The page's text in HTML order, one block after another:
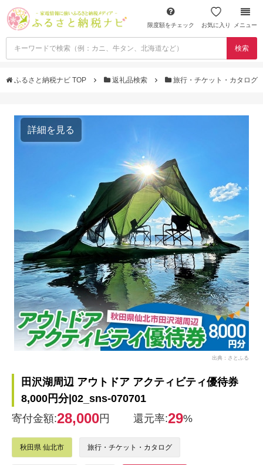
限度額をチェック お気に入り メニュー
検索
ふるさと納税ナビ TOP 返礼品検索 旅行・チケット・カタログ
詳細を見る
出典：さとふる
田沢湖周辺 アウトドア アクティビティ優待券
8,000円分|02_sns-070701
寄付金額:28,000円 還元率:29%
秋田県 仙北市 旅行・チケット・カタログ